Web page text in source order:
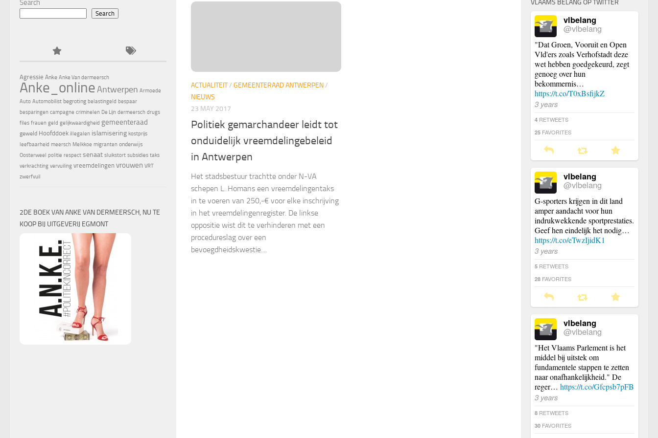
ACTUALITEIT/ GEMEENTERAAD ANTWERPEN/
NIEUWS
23 MAY 2017
Politiek gemarchandeer leidt tot
onduidelijk vreemdelingebeleid
in Antwerpen
Het stadsbestuur trachtte onder N-VA
schepen L. Homans een vreemdelingentaks
in te voeren van 250,-€ voor elke inschrijving
in het vreemdelingenregister. De linkse
oppositie wist dit te verhinderen met een
procedureslag over een
bevoegdheidskwestie....
Search
Search
Agressie Anke Anke Van dermeersch
Anke_onlineAntwerpen Armoede
Auto Automobilist begroting belastingeld bespaar
besparingen campagne criminelen De Lijn dermeersch drugs
files frauen geld gelijkwaardigheid gemeenteraad
geweld Hoofddoek illegalen islamisering kostprijs
leefbaarheid meersch Melkkoe migranten onderwijs
Oosterweel politie respect senaat sluikstort subsidies taks
verkrachting vervuiling vreemdelingen vrouwen VRT
zwerfvuil
2DE BOEK VAN ANKE VAN DERMEERSCH, NU TE
KOOP BIJ UITGEVERIJ EGMONT
VLAAMS BELANG OP TWITTER
vlbelang
@vlbelang
"Dat Groen, Vooruit en Open
Vld'ers zoals Verhofstadt deze
wet hebben goedgekeurd, zegt
genoeg over hun
bekommernis…
https://t.co/T0xBsfijkZ
3 years
4 RETWEETS
25 FAVORITES
vlbelang
@vlbelang
G-sporters krijgen in dit land
amper aandacht voor hun
indrukwekkende sportprestaties.
Geef hen eindelijk het nodig…
https://t.co/eTwzIjidK1
3 years
5 RETWEETS
28 FAVORITES
vlbelang
@vlbelang
"Het Vlaams Parlement is het
middel bij uitstek om
fundamentele stappen te zetten
naar onafhankelijkheid." De
reger… https://t.co/Gfcpsb7pFB
3 years
8 RETWEETS
30 FAVORITES